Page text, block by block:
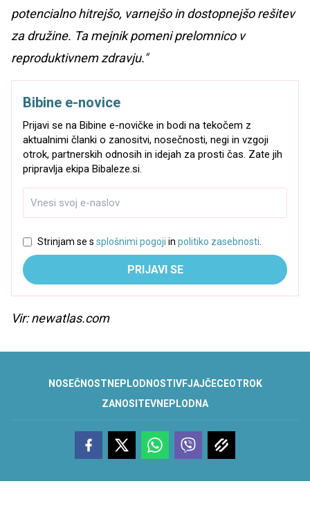
potencialno hitrejšo, varnejšo in dostopnejšo rešitev
za družine. Ta mejnik pomeni prelomnico v
reproduktivnem zdravju."
Bibine e-novice
Prijavi se na Bibine e-novičke in bodi na tekočem z
aktualnimi članki o zanositvi, nosečnosti, negi in vzgoji
otrok, partnerskih odnosih in idejah za prosti čas. Zate jih
pripravlja ekipa Bibaleze.si.
Strinjam se s splošnimi pogoji in politiko zasebnosti
PRIJAVI SE
Vir: newatlas.com
NOSEČNOST NEPLODNOST IVFJAJČECEOTROK
ZANOSITEVNEPLODNA